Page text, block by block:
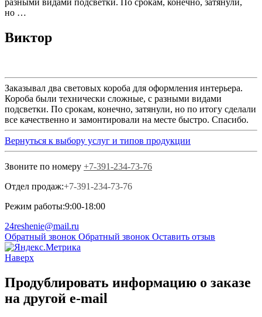
разными видами подсветки. По срокам, конечно, затянули,
но …
Виктор
Заказывал два световых короба для оформления интерьера.
Короба были технически сложные, с разными видами
подсветки. По срокам, конечно, затянули, но по итогу сделали
все качественно и замонтировали на месте быстро. Спасибо.
Вернуться к выбору услуг и типов продукции
Звоните по номеру +7-391-234-73-76
Отдел продаж:+7-391-234-73-76
Режим работы:9:00-18:00
24reshenie@mail.ru
Обратный звонок Обратный звонок Оставить отзыв
Наверх
Продублировать информацию о заказе
на другой e-mail